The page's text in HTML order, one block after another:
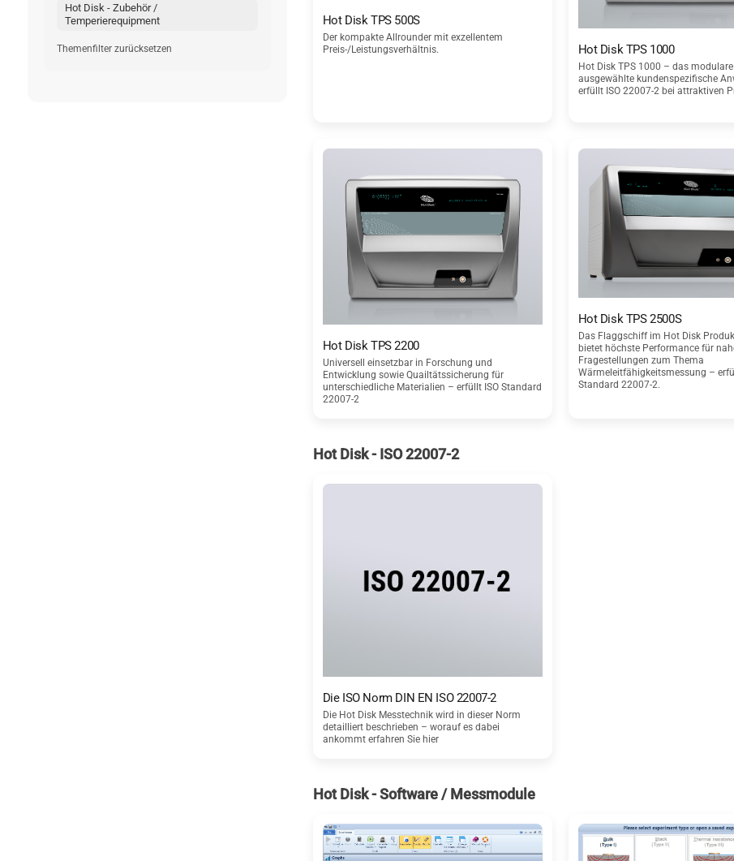
Hot Disk - Zubehör /
Temperierequipment
Themenfilter zurücksetzen
Hot Disk TPS 500S
Der kompakte Allrounder mit exzellentem
Preis-/Leistungsverhältnis.
Hot Disk TPS 1000
Hot Disk TPS 1000 – das
ausgewählte kundenspezifische
erfüllt ISO 22007-2 bei attraktiven
Hot Disk TPS 2200
Universell einsetzbar in Forschung und
Entwicklung sowie Quailtätssicherung für
unterschiedliche Materialien – erfüllt ISO Standard
22007-2
Hot Disk TPS 2500S
Das Flaggschiff im Hot Disk
bietet höchste Performance für
Fragestellungen zum Thema
Wärmeleitfähigkeitsmessung –
Standard 22007-2.
Hot Disk - ISO 22007-2
Die ISO Norm DIN EN ISO 22007-2
Die Hot Disk Messtechnik wird in dieser Norm
detailliert beschrieben – worauf es dabei
ankommt erfahren Sie hier
Hot Disk - Software / Messmodule